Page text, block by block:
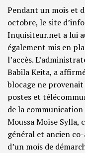
Pendant un mois et
octobre, le site
Inquisiteur.net a lui
également mis en
l’accès.
Babila Keita, a
blocage ne
postes et
de la
Moussa Moïse
général et ancien
d’un mois de